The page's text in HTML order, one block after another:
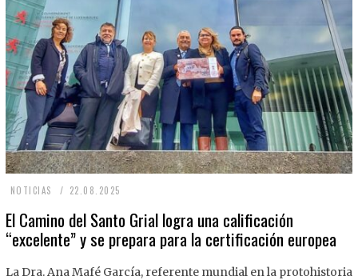
NOTICIAS 22.08.2025
.
El Camino del Santo Grial logra una calificación
“excelente” y se prepara para la certificación europea
La Dra. Ana Mafé García, referente mundial en la protohistoria